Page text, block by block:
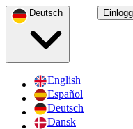
English
Español
Deutsch
Dansk